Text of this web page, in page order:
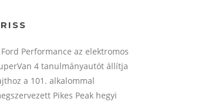
Performance az elektromos
4 tanulmányautót állítja
a 101. alkalommal
Pikes Peak hegyi